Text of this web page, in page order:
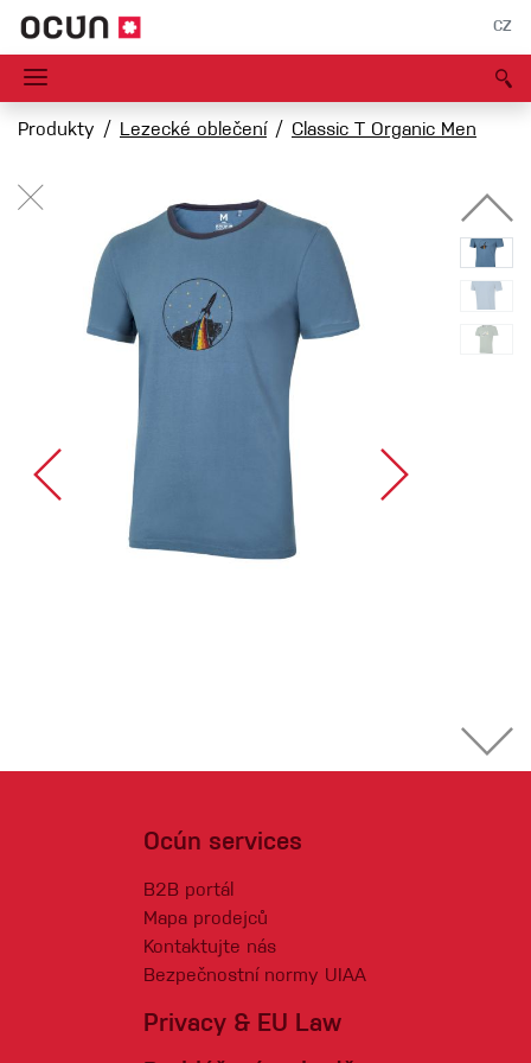
CZ
Produkty Lezecké oblečení Classic T Organic Men
Ocún services
B2B portál
Mapa prodejců
Kontaktujte nás
Bezpečnostní normy UIAA
Privacy & EU Law